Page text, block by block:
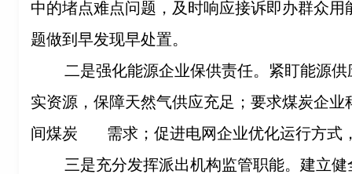
中的堵点难点问题，及时响应接诉即办群众用
题做到早发现早处置。
二是强化能源企业保供责任。紧盯能源
实资源，保障天然气供应充足；要求煤炭企
间煤炭
需求；促进电网企业优化运行方式
三是充分发挥派出机构监管职能。建立